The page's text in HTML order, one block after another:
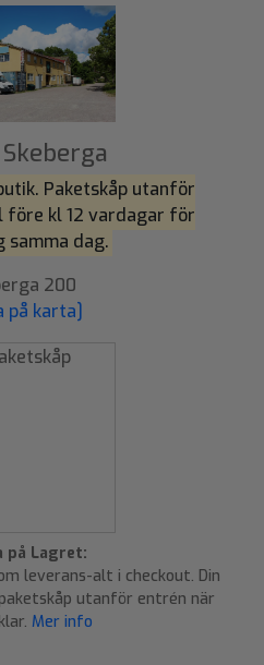
Paketskåp utanför
före kl 12 vardagar för
samma dag.
200
på karta]
på Lagret:
leverans-alt i checkout. Din
utanför entrén när
Mer info